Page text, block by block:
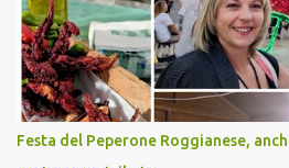
nulla perché vado al Pranzo
mie capi! CoCo : Pranzo aziendale?
si, è un modo per riunirsi tutti a fine
naturalmente mangiando tutti
CoCo : è naturale il cibo, come
collante e anche nel lavoro riesce a
Festa del Peperone Roggianese,